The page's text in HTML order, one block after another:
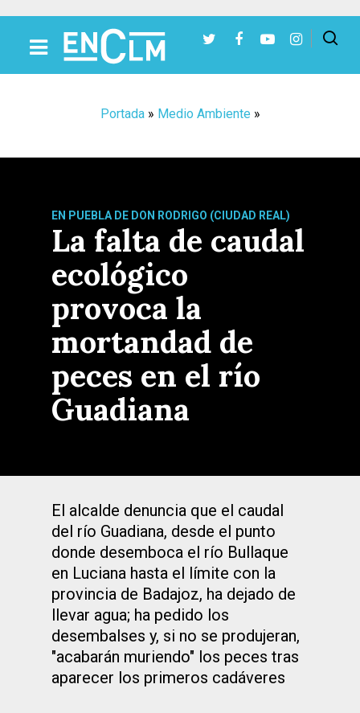
Portada» Medio Ambiente »
EN PUEBLA DE DON RODRIGO (CIUDAD REAL)
La falta de caudal
ecológico
provoca la
mortandad de
peces en el río
Guadiana
El alcalde denuncia que el caudal
del río Guadiana, desde el punto
donde desemboca el río Bullaque
en Luciana hasta el límite con la
provincia de Badajoz, ha dejado de
llevar agua; ha pedido los
desembalses y, si no se produjeran,
"acabarán muriendo" los peces tras
aparecer los primeros cadáveres